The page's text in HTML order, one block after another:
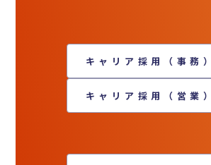
キャリア採用（事務）
キャリア採用（営業）